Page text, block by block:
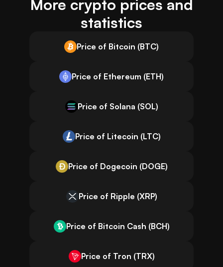
More crypto prices and
statistics
Price of Bitcoin (BTC)
Price of Ethereum (ETH)
Price of Solana (SOL)
Price of Litecoin (LTC)
Price of Dogecoin (DOGE)
Price of Ripple (XRP)
Price of Bitcoin Cash (BCH)
Price of Tron (TRX)